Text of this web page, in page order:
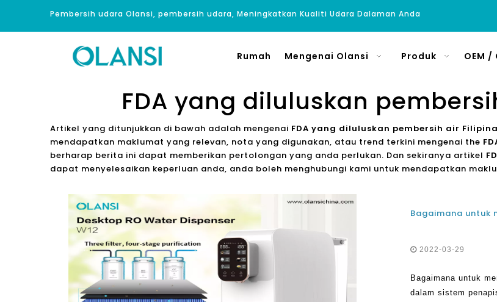
Pembersih udara Olansi, pembersih udara, Meningkatkan Kualiti Udara Dalaman Anda
Rumah Mengenai Olansi Produk OEM /
FDA yang diluluskan
Artikel yang ditunjukkan di bawah adalah mengenai FDA yang diluluskan pembersih air Filipina
mendapatkan maklumat yang relevan, nota yang digunakan, atau trend terkini mengenai the
berharap berita ini dapat memberikan pertolongan yang anda perlukan. Dan sekiranya artikel
dapat menyelesaikan keperluan anda, anda boleh menghubungi kami untuk mendapatkan
2022-03-29
Bagaimana untuk
dalam sistem